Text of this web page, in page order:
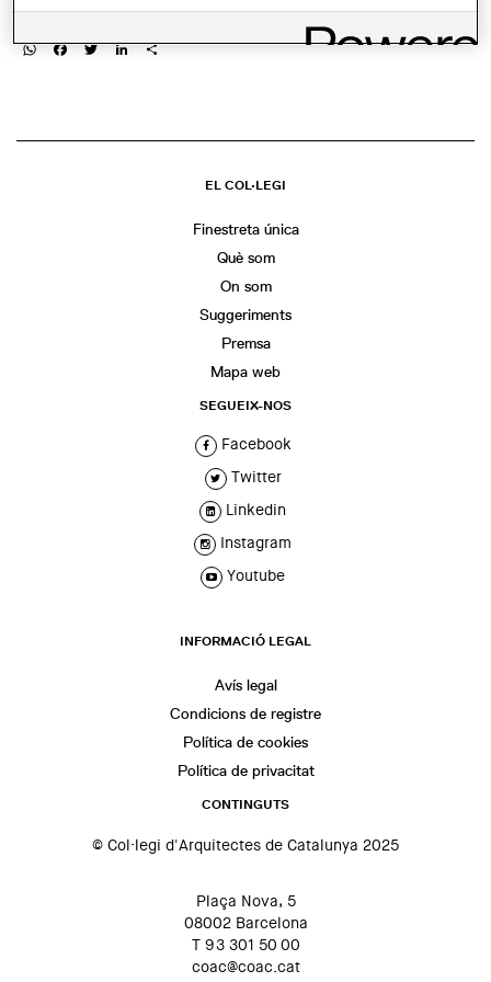
WhatsApp
Facebook
TwitterLinkedIn
Share
EL COL·LEGI
Finestreta única
Què som
On som
Suggeriments
Premsa
Mapa web
SEGUEIX-NOS
Facebook
Twitter
Linkedin
Instagram
Youtube
INFORMACIÓ LEGAL
Avís legal
Condicions de registre
Política de cookies
Política de privacitat
CONTINGUTS
© Col·legi d'Arquitectes de Catalunya 2025
Plaça Nova, 5
08002 Barcelona
T 93 301 50 00
coac@coac.cat